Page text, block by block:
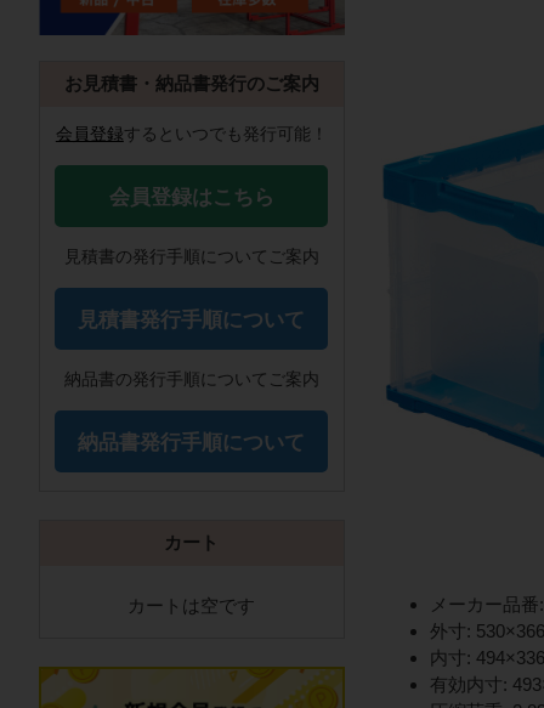
メーカー品番
外寸:
内寸:
有効内寸:
お見積書・納品書発行のご案内
会員登録するといつでも発行可能！
会員登録はこちら
見積書の発行手順についてご案内
見積書発行手順について
納品書の発行手順についてご案内
納品書発行手順について
カート
カートは空です